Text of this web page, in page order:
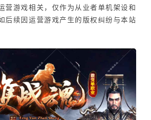
营游戏相关，仅作为从业者单机架设和
后续因运营游戏产生的版权纠纷与本站